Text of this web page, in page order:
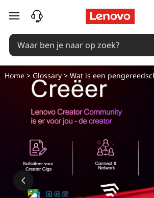
W
a
Ga naar de hoofdinhoud
Home> Glossary> Wat is een